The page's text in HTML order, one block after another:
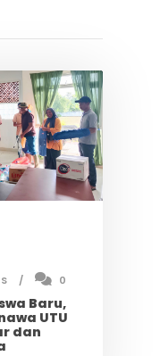
0
Baru,
UTU
dan